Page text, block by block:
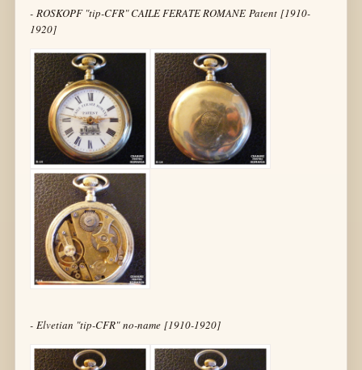
- ROSKOPF "tip-CFR" CAILE FERATE ROMANE Patent [1910-
1920]
- Elvetian "tip-CFR" no-name [1910-1920]